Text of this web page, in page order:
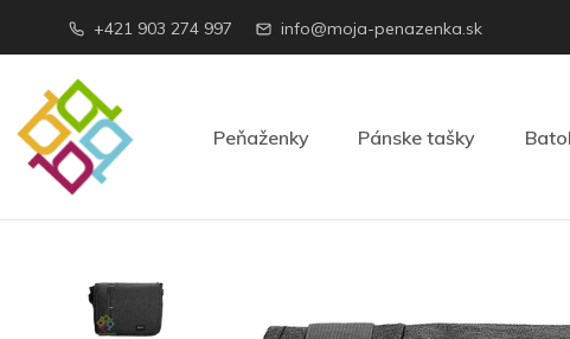
+421 903 274 997 info@moja-penazenka.sk
Peňaženky Pánske tašky